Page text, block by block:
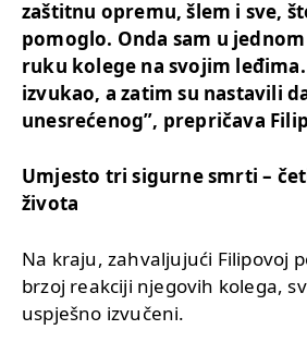
zaštitnu opremu, šlem i sve,
pomoglo. Onda sam u
ruku kolege na svojim
izvukao, a zatim su nastavili
unesrećenog”, prepričava
Umjesto tri sigurne smrti –
života
Na kraju, zahvaljujući Filipovoj
brzoj reakciji njegovih kolega,
uspješno izvučeni.